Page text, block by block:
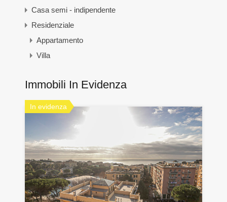
Casa semi - indipendente
Residenziale
Appartamento
Villa
Immobili In Evidenza
In evidenza